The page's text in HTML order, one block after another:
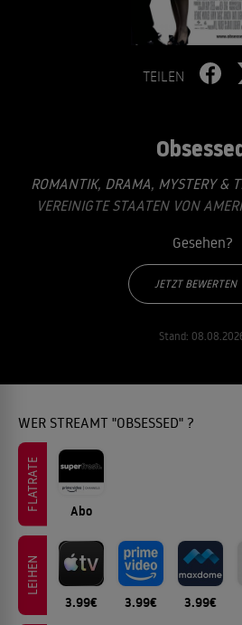
TEILEN
ROMANTIK, DRAMA, MYSTERY &
VEREINIGTE STAATEN VON
Gesehen?
JETZT BEWERTEN
Stand:
WER STREAMT "OBSESSED" ?
FLATRATE Abo
LEIHEN
3.99€ 3.99€ 3.99€